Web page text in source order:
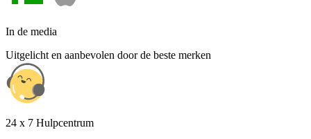
In de media
Uitgelicht en aanbevolen door de beste merken
24 x 7 Hulpcentrum